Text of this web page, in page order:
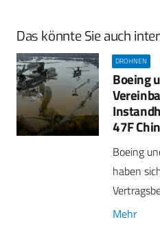
Das könnte Sie auch
DROHNEN
Boeing
47F
Boeing
haben
Mehr